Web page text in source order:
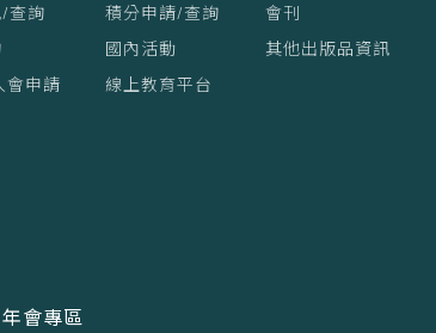
查詢
會申請
積分申請/查詢
國內活動
線上教育平台
會刊
其他出版品資訊
年會專區